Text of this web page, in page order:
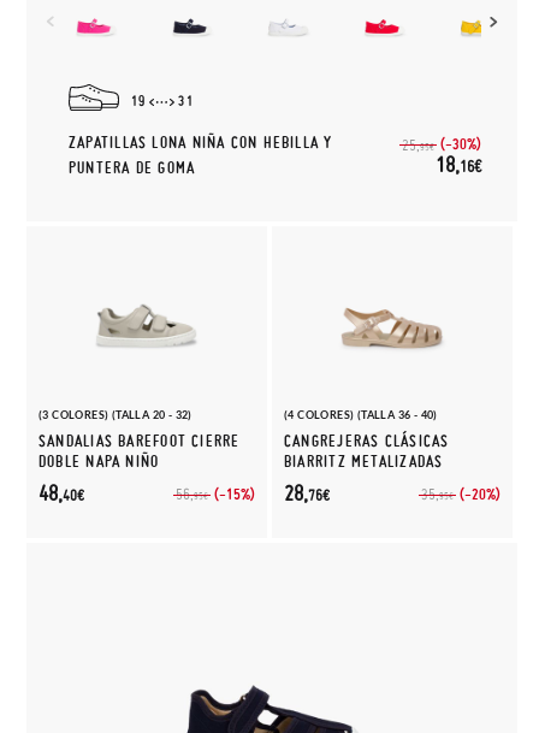
19 31
ZAPATILLAS LONA NIÑA CON HEBILLA Y
PUNTERA DE GOMA
25,95€ (-30%)
18,16€
(3 COLORES) (TALLA 20 - 32)
SANDALIAS BAREFOOT CIERRE
DOBLE NAPA NIÑO
56,95€ (-15%)
48,40€
(4 COLORES) (TALLA 36 - 40)
CANGREJERAS CLÁSICAS
BIARRITZ METALIZADAS
35,95€ (-20%)
28,76€